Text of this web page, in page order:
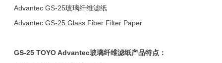
Advantec GS-25玻璃纤维滤纸
Advantec GS-25 Glass Fiber Filter Paper
GS-25 TOYO Advantec玻璃纤维滤纸产品特点：